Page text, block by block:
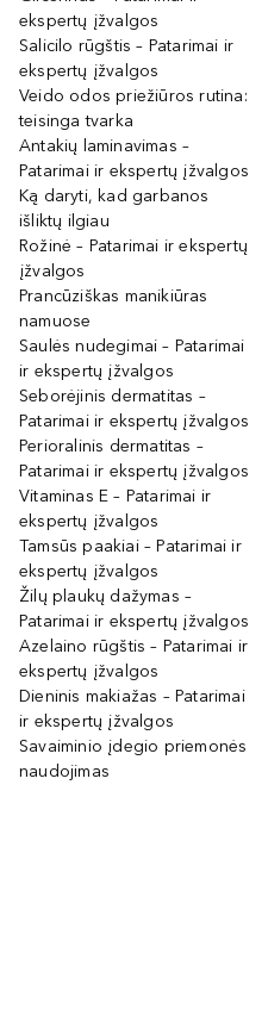
ekspertų įžvalgos
Salicilo rūgštis – Patarimai ir
ekspertų įžvalgos
Veido odos priežiūros rutina:
teisinga tvarka
Antakių laminavimas –
Patarimai ir ekspertų įžvalgos
Ką daryti, kad garbanos
išliktų ilgiau
Rožinė – Patarimai ir ekspertų
įžvalgos
Prancūziškas manikiūras
namuose
Saulės nudegimai – Patarimai
ir ekspertų įžvalgos
Seborėjinis dermatitas –
Patarimai ir ekspertų įžvalgos
Perioralinis dermatitas –
Patarimai ir ekspertų įžvalgos
Vitaminas E – Patarimai ir
ekspertų įžvalgos
Tamsūs paakiai – Patarimai ir
ekspertų įžvalgos
Žilų plaukų dažymas –
Patarimai ir ekspertų įžvalgos
Azelaino rūgštis – Patarimai ir
ekspertų įžvalgos
Dieninis makiažas – Patarimai
ir ekspertų įžvalgos
Savaiminio įdegio priemonės
naudojimas